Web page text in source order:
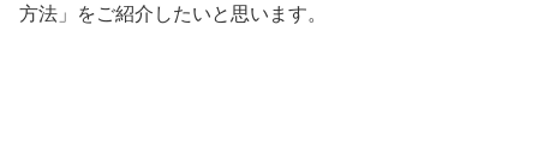
方法」をご紹介したいと思います。